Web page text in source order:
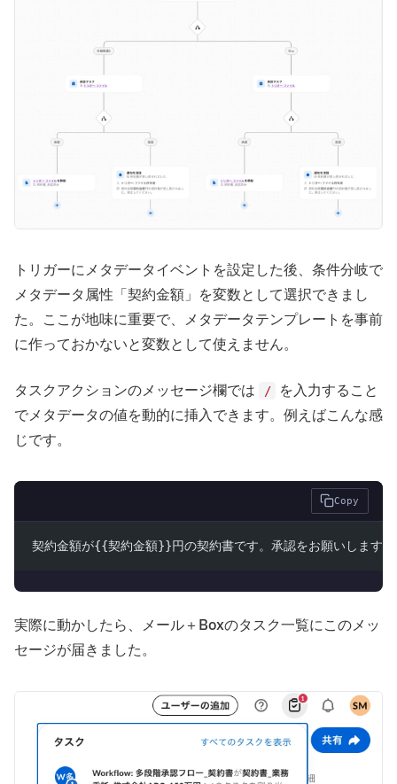
トリガーにメタデータイベントを設定した後、条件分岐で
メタデータ属性「契約金額」を変数として選択できまし
た。ここが地味に重要で、メタデータテンプレートを事前
に作っておかないと変数として使えません。
タスクアクションのメッセージ欄では /
を入力すること
でメタデータの値を動的に挿入できます。例えばこんな感
じです。
Copy
契約金額が{{契約金額}}円の契約書です。承認をお願いします。
実際に動かしたら、メール＋Boxのタスク一覧にこのメッ
セージが届きました。